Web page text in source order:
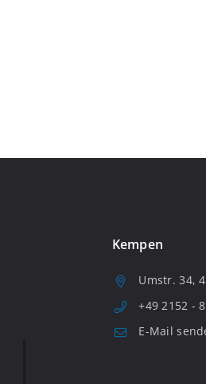
Kempen
Umstr. 34,
+49 2152 -
E-Mail